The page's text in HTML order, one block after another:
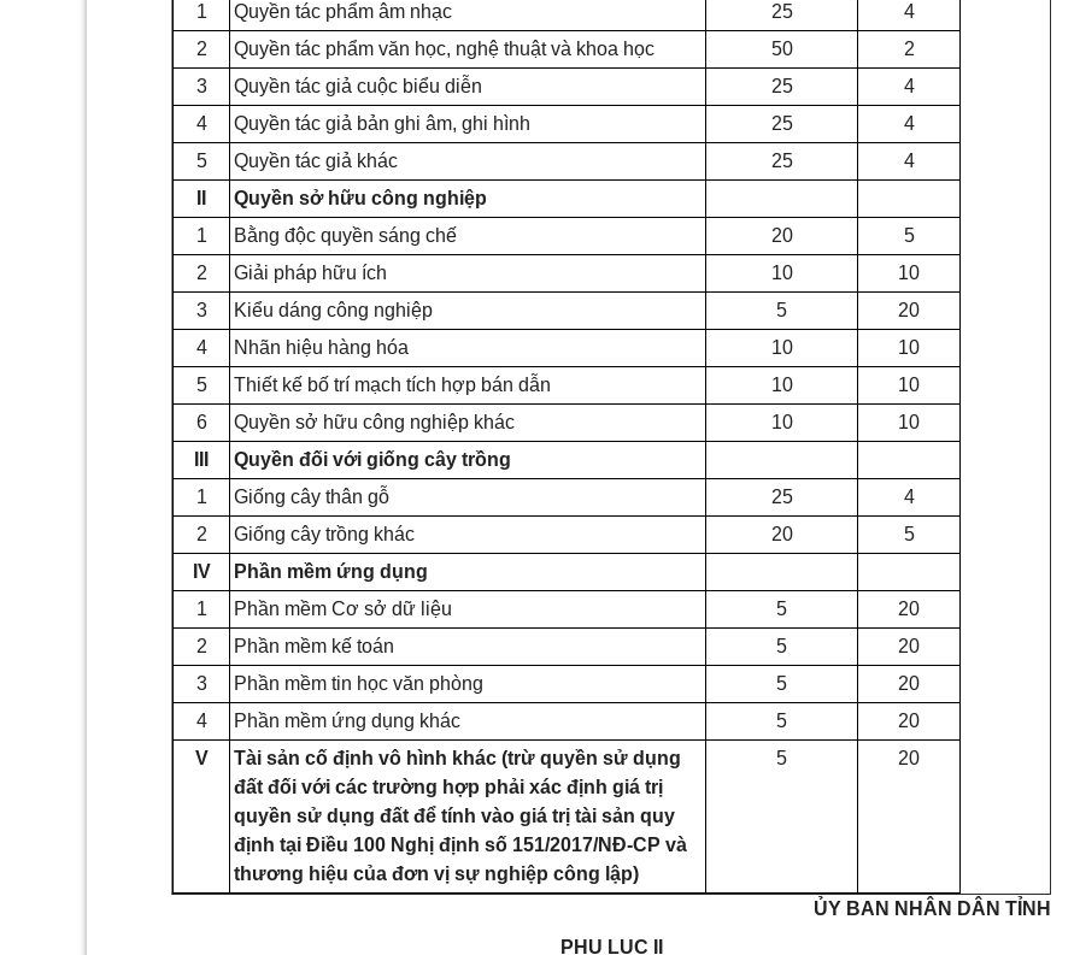
1
Quyền tác phẩm âm nhạc 25
4
2
Quyền tác phẩm văn học, nghệ thuật và khoa học 50
2
3
Quyền tác giả cuộc biểu diễn 25
4
4
Quyền tác giả bản ghi âm, ghi hình 25
4
5
Quyền tác giả khác 25
4
Quyền sở hữu công nghiệp
1
Bằng độc quyền sáng chế 20
5
2
Giải pháp hữu ích 10
10
3
Kiểu dáng công nghiệp 5
20
4
Nhãn hiệu hàng hóa 10
10
5
Thiết kế bố trí mạch tích hợp bán dẫn 10
10
6
Quyền sở hữu công nghiệp khác 10
10
Quyền đối với giống cây trồng
1
Giống cây thân gỗ 25
4
2
Giống cây trồng khác 20
5
IV
Phần mềm ứng dụng
1
Phần mềm Cơ sở dữ liệu 5
20
2
Phần mềm kế toán 5
20
3
Phần mềm tin học văn phòng 5
20
4
Phần mềm ứng dụng khác 5
20
V
Tài sản cố định vô hình khác (trừ quyền sử dụng
đất đối với các trường hợp phải xác định giá trị
quyền sử dụng đất để tính vào giá trị tài sản quy
định tại Điều 100 Nghị định số 151/2017/NĐ-CP và
thương hiệu của đơn vị sự nghiệp công lập)
5 20
ỦY BAN NHÂN DÂN TỈNH
PHỤ LỤC II